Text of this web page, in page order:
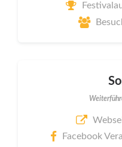
Facebook